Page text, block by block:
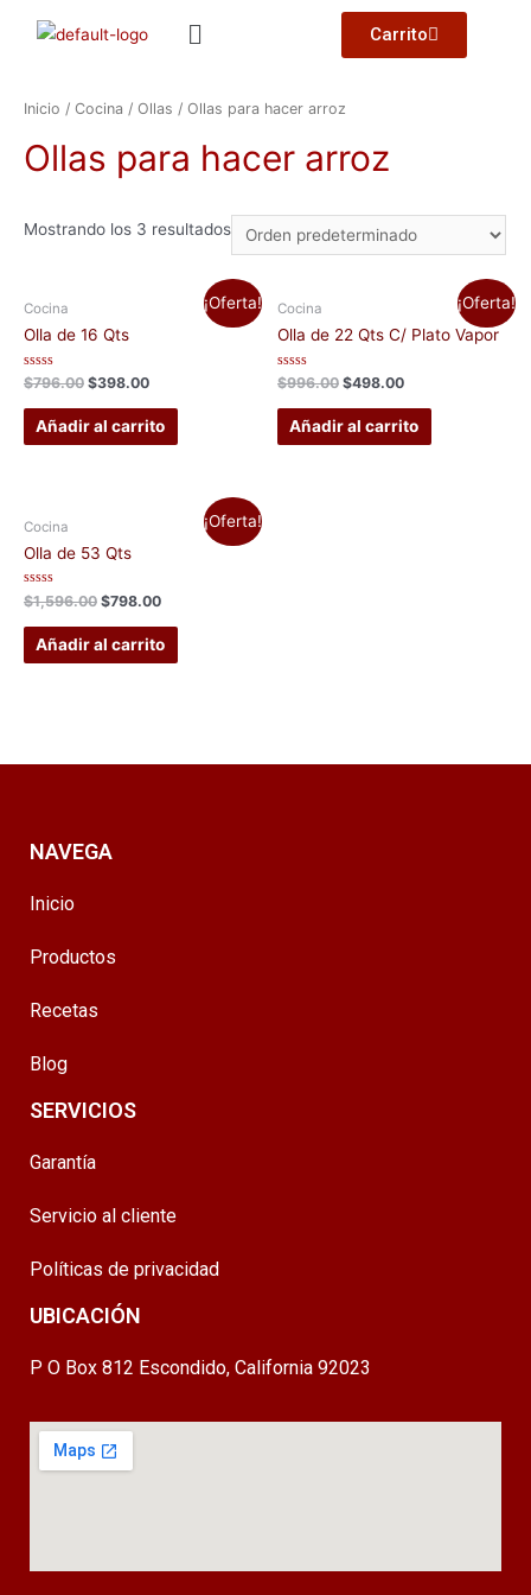
Carrito
Inicio / Cocina / Ollas / Ollas para hacer arroz
Ollas para hacer arroz
Mostrando los 3 resultados
¡Oferta!
Cocina
Olla de 16 Qts
Valorado
con
0
$796.00 $398.00
Añadir al carrito
¡Oferta!
Cocina
Olla de 22 Qts C/ Plato Vapor
Valorado
con
0
$996.00 $498.00
Añadir al carrito
¡Oferta!
Cocina
Olla de 53 Qts
Valorado
con
0
$1,596.00 $798.00
Añadir al carrito
NAVEGA
Inicio
Productos
Recetas
Blog
SERVICIOS
Garantía
Servicio al cliente
Políticas de privacidad
UBICACIÓN
P O Box 812 Escondido, California 92023